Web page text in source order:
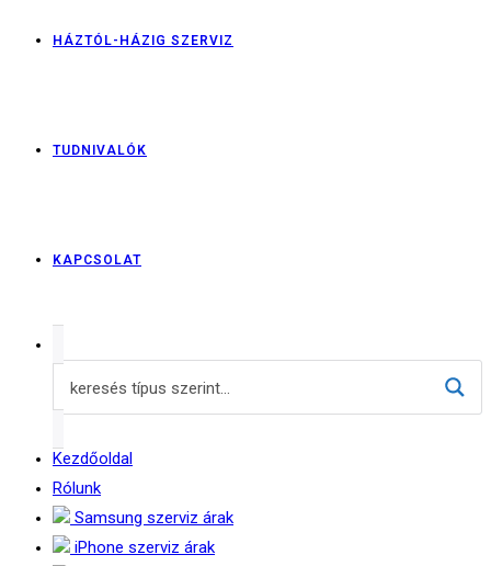
HÁZTÓL-HÁZIG SZERVIZ
TUDNIVALÓK
KAPCSOLAT
Kezdőoldal
Rólunk
Samsung szerviz árak
iPhone szerviz árak